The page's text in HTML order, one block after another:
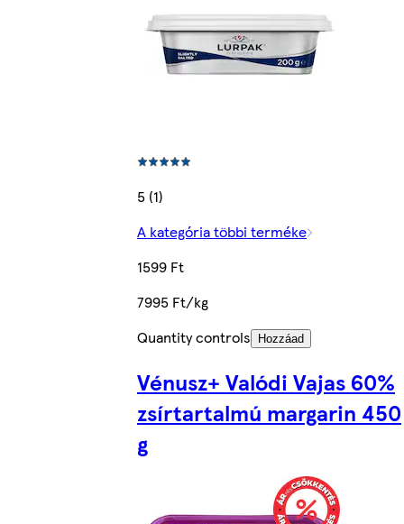
5 (1)
A kategória többi terméke
1599 Ft
7995 Ft/kg
Quantity controls
Hozzáad
Vénusz+ Valódi Vajas 60%
zsírtartalmú margarin 450
g